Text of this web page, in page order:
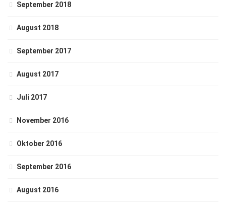
September 2018
August 2018
September 2017
August 2017
Juli 2017
November 2016
Oktober 2016
September 2016
August 2016